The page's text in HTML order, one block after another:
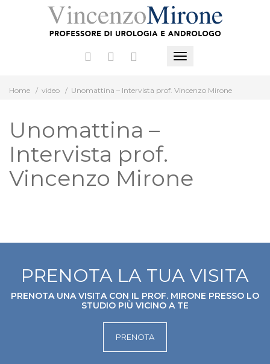
Mostra
nascondi
Home / video / Unomattina – Intervista prof. Vincenzo Mirone
Unomattina –
Intervista prof.
Vincenzo Mirone
PRENOTA LA TUA VISITA
PRENOTA UNA VISITA CON IL PROF. MIRONE PRESSO LO
STUDIO PIÙ VICINO A TE
PRENOTA